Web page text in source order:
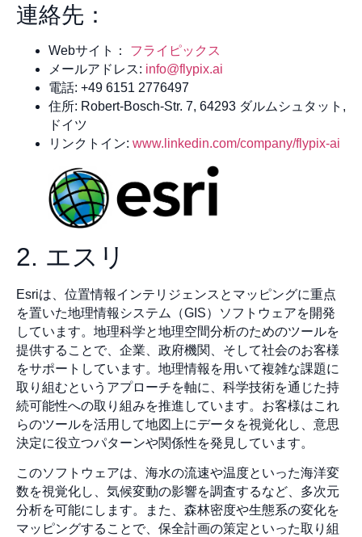
連絡先：
Webサイト： フライピックス
メールアドレス: info@flypix.ai
電話: +49 6151 2776497
住所: Robert-Bosch-Str. 7, 64293 ダルムシュタット,
ドイツ
リンクトイン: www.linkedin.com/company/flypix-ai
2. エスリ
Esriは、位置情報インテリジェンスとマッピングに重点
を置いた地理情報システム（GIS）ソフトウェアを開発
しています。地理科学と地理空間分析のためのツールを
提供することで、企業、政府機関、そして社会のお客様
をサポートしています。地理情報を用いて複雑な課題に
取り組むというアプローチを軸に、科学技術を通じた持
続可能性への取り組みを推進しています。お客様はこれ
らのツールを活用して地図上にデータを視覚化し、意思
決定に役立つパターンや関係性を発見しています。
このソフトウェアは、海水の流速や温度といった海洋変
数を視覚化し、気候変動の影響を調査するなど、多次元
分析を可能にします。また、森林密度や生態系の変化を
マッピングすることで、保全計画の策定といった取り組